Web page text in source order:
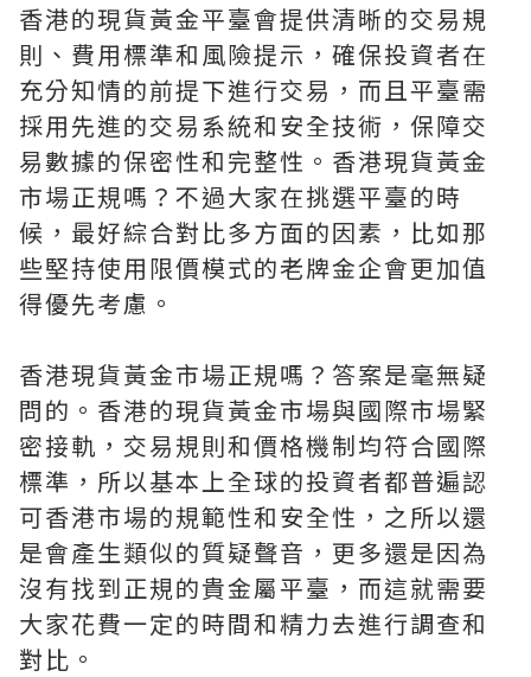
香港的現貨黃金平臺會提供清晰的交易規
則、費用標準和風險提示，確保投資者在
充分知情的前提下進行交易，而且平臺需
採用先進的交易系統和安全技術，保障交
易數據的保密性和完整性。香港現貨黃金
市場正規嗎？不過大家在挑選平臺的時
候，最好綜合對比多方面的因素，比如那
些堅持使用限價模式的老牌金企會更加值
得優先考慮。
香港現貨黃金市場正規嗎？答案是毫無疑
問的。香港的現貨黃金市場與國際市場緊
密接軌，交易規則和價格機制均符合國際
標準，所以基本上全球的投資者都普遍認
可香港市場的規範性和安全性，之所以還
是會產生類似的質疑聲音，更多還是因為
沒有找到正規的貴金屬平臺，而這就需要
大家花費一定的時間和精力去進行調查和
對比。